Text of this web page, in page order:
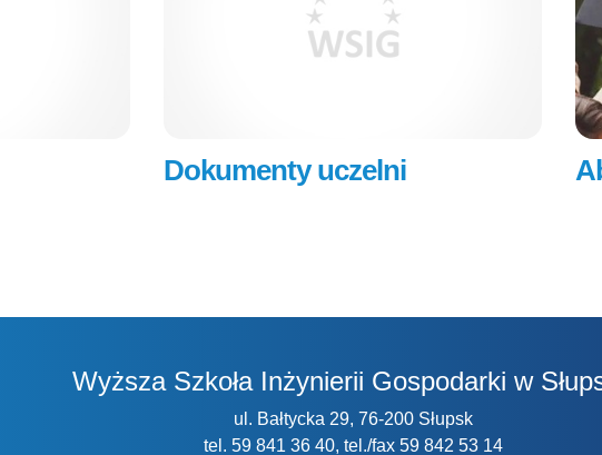
Dokumenty uczelni
Wyższa Szkoła Inżynierii Gospodarki w
ul. Bałtycka 29, 76-200 Słupsk
tel. 59 841 36 40, tel./fax 59 842 53 14